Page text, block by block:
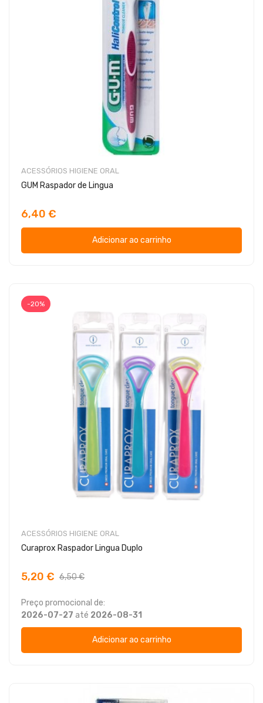
ACESSÓRIOS HIGIENE ORAL
GUM Raspador de Lingua
6,40 €
Adicionar ao carrinho
-20%
ACESSÓRIOS HIGIENE ORAL
Curaprox Raspador Lingua Duplo
5,20 € 6,50 €
Preço promocional de:
2026-07-27 até 2026-08-31
Adicionar ao carrinho